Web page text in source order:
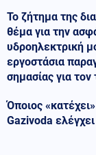
Το ζήτημα της
θέμα για την
υδροηλεκτρική
εργοστάσια
σημασίας για
Όποιος
Gazivoda